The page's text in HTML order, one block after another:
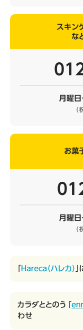
スキン
な
月曜
（
お菓
月曜
（
Hareca（ハレカ）
カラダととのう 「
わせ